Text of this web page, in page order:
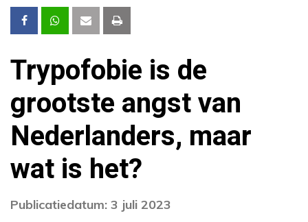
Trypofobie is de
grootste angst van
Nederlanders, maar
wat is het?
Publicatiedatum: 3 juli 2023